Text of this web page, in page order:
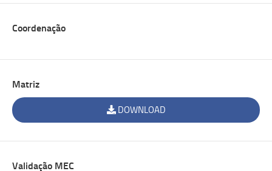
Coordenação
Matriz
DOWNLOAD
Validação MEC